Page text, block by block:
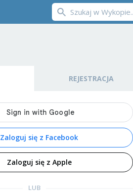
REJESTRACJA
Zaloguj się z Facebook
Zaloguj się z Apple
LUB